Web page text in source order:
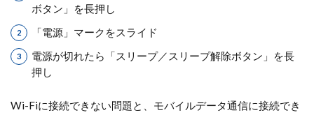
ボタン」を長押し
「電源」マークをスライド
電源が切れたら「スリープ／スリープ解除ボタン」を長
押し
Wi-Fiに接続できない問題と、モバイルデータ通信に接続でき